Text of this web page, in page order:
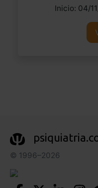
Inicio: 04/
© 1996–2026